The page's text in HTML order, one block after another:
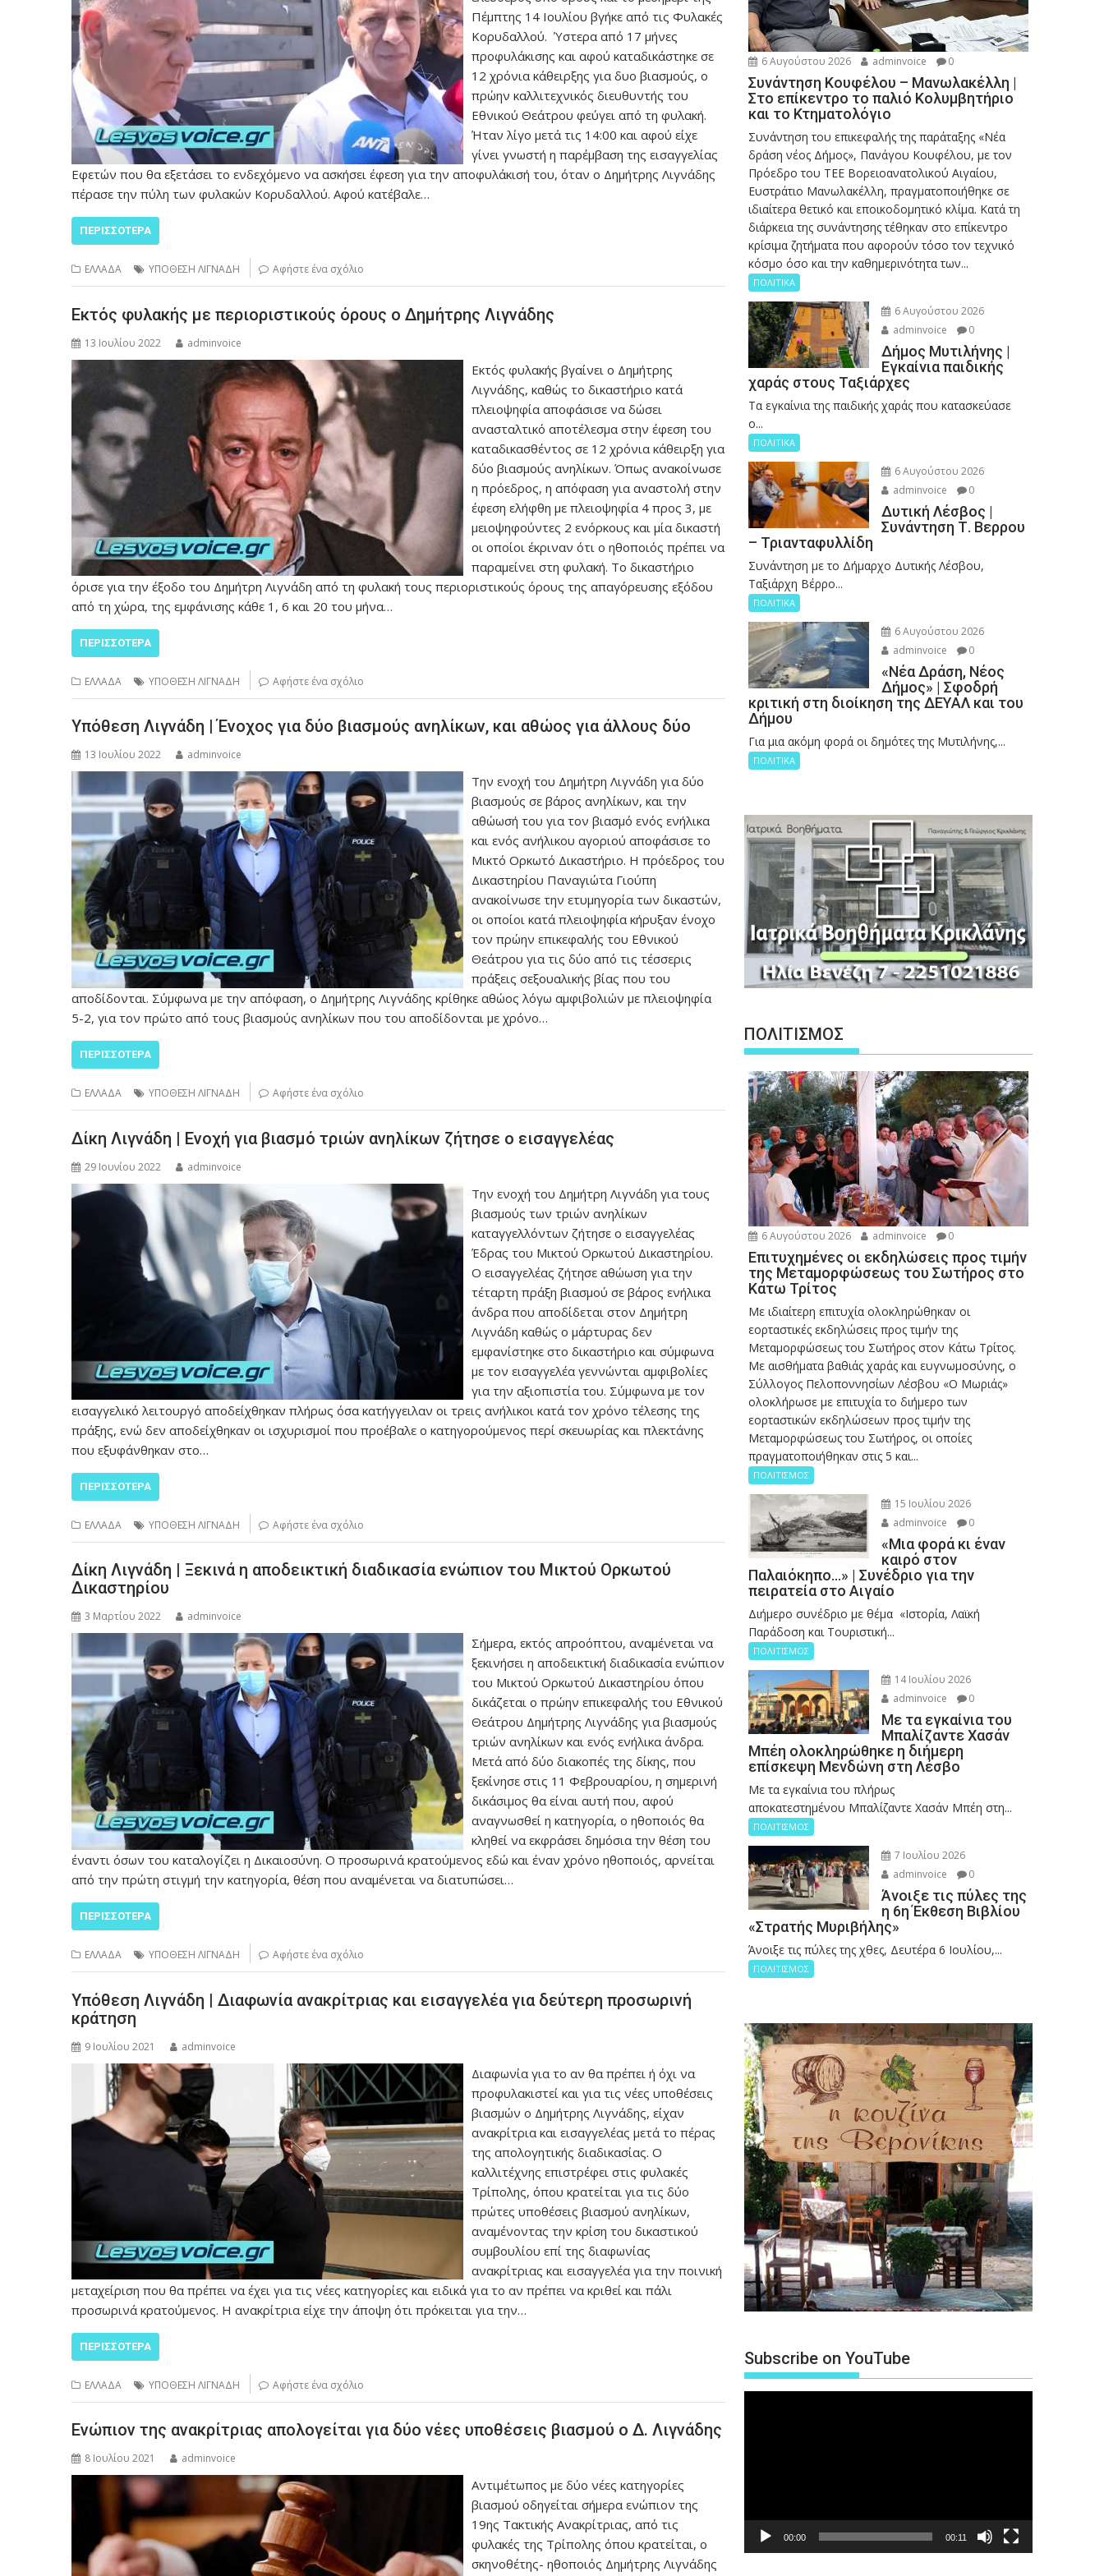
Πέμπτης 14 Ιουλίου βγήκε από τις Φυλακές
Κορυδαλλού. Ύστερα από 17 μήνες
προφυλάκισης και αφού καταδικάστηκε σε
12 χρόνια κάθειρξης για δυο βιασμούς, ο
πρώην καλλιτεχνικός διευθυντής του
Εθνικού Θεάτρου φεύγει από τη φυλακή.
Ήταν λίγο μετά τις 14:00 και αφού είχε
γίνει γνωστή η παρέμβαση της εισαγγελίας
Εφετών που θα εξετάσει το ενδεχόμενο να ασκήσει έφεση για την αποφυλάκισή του, όταν ο Δημήτρης Λιγνάδης
πέρασε την πύλη των φυλακών Κορυδαλλού. Αφού κατέβαλε…
ΠΕΡΙΣΣΌΤΕΡΑ
ΕΛΛΑΔΑ ΥΠΟΘΕΣΗ ΛΙΓΝΑΔΗ Αφήστε ένα σχόλιο
Εκτός φυλακής με περιοριστικούς όρους ο Δημήτρης Λιγνάδης
13 Ιουλίου 2022 adminvoice
Εκτός φυλακής βγαίνει ο Δημήτρης
Λιγνάδης, καθώς το δικαστήριο κατά
πλειοψηφία αποφάσισε να δώσει
ανασταλτικό αποτέλεσμα στην έφεση του
καταδικασθέντος σε 12 χρόνια κάθειρξη για
δύο βιασμούς ανηλίκων. Όπως ανακοίνωσε
η πρόεδρος, η απόφαση για αναστολή στην
έφεση ελήφθη με πλειοψηφία 4 προς 3, με
μειοψηφούντες 2 ενόρκους και μία δικαστή
οι οποίοι έκριναν ότι ο ηθοποιός πρέπει να
παραμείνει στη φυλακή. Το δικαστήριο
όρισε για την έξοδο του Δημήτρη Λιγνάδη από τη φυλακή τους περιοριστικούς όρους της απαγόρευσης εξόδου
από τη χώρα, της εμφάνισης κάθε 1, 6 και 20 του μήνα…
ΠΕΡΙΣΣΌΤΕΡΑ
ΕΛΛΑΔΑ ΥΠΟΘΕΣΗ ΛΙΓΝΑΔΗ Αφήστε ένα σχόλιο
Υπόθεση Λιγνάδη | Ένοχος για δύο βιασμούς ανηλίκων, και αθώος για άλλους δύο
13 Ιουλίου 2022 adminvoice
Την ενοχή του Δημήτρη Λιγνάδη για δύο
βιασμούς σε βάρος ανηλίκων, και την
αθώωσή του για τον βιασμό ενός ενήλικα
και ενός ανήλικου αγοριού αποφάσισε το
Μικτό Ορκωτό Δικαστήριο. Η πρόεδρος του
Δικαστηρίου Παναγιώτα Γιούπη
ανακοίνωσε την ετυμηγορία των δικαστών,
οι οποίοι κατά πλειοψηφία κήρυξαν ένοχο
τον πρώην επικεφαλής του Εθνικού
Θεάτρου για τις δύο από τις τέσσερις
πράξεις σεξουαλικής βίας που του
αποδίδονται. Σύμφωνα με την απόφαση, ο Δημήτρης Λιγνάδης κρίθηκε αθώος λόγω αμφιβολιών με πλειοψηφία
5-2, για τον πρώτο από τους βιασμούς ανηλίκων που του αποδίδονται με χρόνο…
ΠΕΡΙΣΣΌΤΕΡΑ
ΕΛΛΑΔΑ ΥΠΟΘΕΣΗ ΛΙΓΝΑΔΗ Αφήστε ένα σχόλιο
Δίκη Λιγνάδη | Ενοχή για βιασμό τριών ανηλίκων ζήτησε ο εισαγγελέας
29 Ιουνίου 2022 adminvoice
Την ενοχή του Δημήτρη Λιγνάδη για τους
βιασμούς των τριών ανηλίκων
καταγγελλόντων ζήτησε ο εισαγγελέας
Έδρας του Μικτού Ορκωτού Δικαστηρίου.
Ο εισαγγελέας ζήτησε αθώωση για την
τέταρτη πράξη βιασμού σε βάρος ενήλικα
άνδρα που αποδίδεται στον Δημήτρη
Λιγνάδη καθώς ο μάρτυρας δεν
εμφανίστηκε στο δικαστήριο και σύμφωνα
με τον εισαγγελέα γεννώνται αμφιβολίες
για την αξιοπιστία του. Σύμφωνα με τον
εισαγγελικό λειτουργό αποδείχθηκαν πλήρως όσα κατήγγειλαν οι τρεις ανήλικοι κατά τον χρόνο τέλεσης της
πράξης, ενώ δεν αποδείχθηκαν οι ισχυρισμοί που προέβαλε ο κατηγορούμενος περί σκευωρίας και πλεκτάνης
που εξυφάνθηκαν στο…
ΠΕΡΙΣΣΌΤΕΡΑ
ΕΛΛΑΔΑ ΥΠΟΘΕΣΗ ΛΙΓΝΑΔΗ Αφήστε ένα σχόλιο
Δίκη Λιγνάδη | Ξεκινά η αποδεικτική διαδικασία ενώπιον του Μικτού Ορκωτού
Δικαστηρίου
3 Μαρτίου 2022 adminvoice
Σήμερα, εκτός απροόπτου, αναμένεται να
ξεκινήσει η αποδεικτική διαδικασία ενώπιον
του Μικτού Ορκωτού Δικαστηρίου όπου
δικάζεται ο πρώην επικεφαλής του Εθνικού
Θεάτρου Δημήτρης Λιγνάδης για βιασμούς
τριών ανηλίκων και ενός ενήλικα άνδρα.
Μετά από δύο διακοπές της δίκης, που
ξεκίνησε στις 11 Φεβρουαρίου, η σημερινή
δικάσιμος θα είναι αυτή που, αφού
αναγνωσθεί η κατηγορία, ο ηθοποιός θα
κληθεί να εκφράσει δημόσια την θέση του
έναντι όσων του καταλογίζει η Δικαιοσύνη. Ο προσωρινά κρατούμενος εδώ και έναν χρόνο ηθοποιός, αρνείται
από την πρώτη στιγμή την κατηγορία, θέση που αναμένεται να διατυπώσει…
ΠΕΡΙΣΣΌΤΕΡΑ
ΕΛΛΑΔΑ ΥΠΟΘΕΣΗ ΛΙΓΝΑΔΗ Αφήστε ένα σχόλιο
Υπόθεση Λιγνάδη | Διαφωνία ανακρίτριας και εισαγγελέα για δεύτερη προσωρινή
κράτηση
9 Ιουλίου 2021 adminvoice
Διαφωνία για το αν θα πρέπει ή όχι να
προφυλακιστεί και για τις νέες υποθέσεις
βιασμών ο Δημήτρης Λιγνάδης, είχαν
ανακρίτρια και εισαγγελέας μετά το πέρας
της απολογητικής διαδικασίας. Ο
καλλιτέχνης επιστρέφει στις φυλακές
Τρίπολης, όπου κρατείται για τις δύο
πρώτες υποθέσεις βιασμού ανηλίκων,
αναμένοντας την κρίση του δικαστικού
συμβουλίου επί της διαφωνίας
ανακρίτριας και εισαγγελέα για την ποινική
μεταχείριση που θα πρέπει να έχει για τις νέες κατηγορίες και ειδικά για το αν πρέπει να κριθεί και πάλι
προσωρινά κρατούμενος. Η ανακρίτρια είχε την άποψη ότι πρόκειται για την…
ΠΕΡΙΣΣΌΤΕΡΑ
ΕΛΛΑΔΑ ΥΠΟΘΕΣΗ ΛΙΓΝΑΔΗ Αφήστε ένα σχόλιο
Ενώπιον της ανακρίτριας απολογείται για δύο νέες υποθέσεις βιασμού ο Δ. Λιγνάδης
8 Ιουλίου 2021 adminvoice
Αντιμέτωπος με δύο νέες κατηγορίες
βιασμού οδηγείται σήμερα ενώπιον της
19ης Τακτικής Ανακρίτριας, από τις
φυλακές της Τρίπολης όπου κρατείται, ο
σκηνοθέτης- ηθοποιός Δημήτρης Λιγνάδης
6 Αυγούστου 2026 adminvoice 0
Συνάντηση Κουφέλου – Μανωλακέλλη |
Στο επίκεντρο το παλιό Κολυμβητήριο
και το Κτηματολόγιο
Συνάντηση του επικεφαλής της παράταξης «Νέα
δράση νέος Δήμος», Πανάγου Κουφέλου, με τον
Πρόεδρο του ΤΕΕ Βορειοανατολικού Αιγαίου,
Ευστράτιο Μανωλακέλλη, πραγματοποιήθηκε σε
ιδιαίτερα θετικό και εποικοδομητικό κλίμα. Κατά τη
διάρκεια της συνάντησης τέθηκαν στο επίκεντρο
κρίσιμα ζητήματα που αφορούν τόσο τον τεχνικό
κόσμο όσο και την καθημερινότητα των...
ΠΟΛΙΤΙΚΑ
6 Αυγούστου 2026
adminvoice
0
Δήμος Μυτιλήνης |
Εγκαίνια παιδικής
χαράς στους Ταξιάρχες
Tα εγκαίνια της παιδικής χαράς που κατασκεύασε
ο...
ΠΟΛΙΤΙΚΑ
6 Αυγούστου 2026
adminvoice
0
Δυτική Λέσβος |
Συνάντηση Τ. Βερρου
– Τριανταφυλλίδη
Συνάντηση με το Δήμαρχο Δυτικής Λέσβου,
Ταξιάρχη Βέρρο...
ΠΟΛΙΤΙΚΑ
6 Αυγούστου 2026
adminvoice
0
«Νέα Δράση, Νέος
Δήμος» | Σφοδρή
κριτική στη διοίκηση της ΔΕΥΑΛ και του
Δήμου
Για μια ακόμη φορά οι δημότες της Μυτιλήνης,...
ΠΟΛΙΤΙΚΑ
ΠΟΛΙΤΙΣΜΟΣ
6 Αυγούστου 2026 adminvoice 0
Επιτυχημένες οι εκδηλώσεις προς τιμήν
της Μεταμορφώσεως του Σωτήρος στο
Κάτω Τρίτος
Με ιδιαίτερη επιτυχία ολοκληρώθηκαν οι
εορταστικές εκδηλώσεις προς τιμήν της
Μεταμορφώσεως του Σωτήρος στον Κάτω Τρίτος.
Με αισθήματα βαθιάς χαράς και ευγνωμοσύνης, ο
Σύλλογος Πελοποννησίων Λέσβου «Ο Μωριάς»
ολοκλήρωσε με επιτυχία το διήμερο των
εορταστικών εκδηλώσεων προς τιμήν της
Μεταμορφώσεως του Σωτήρος, οι οποίες
πραγματοποιήθηκαν στις 5 και...
ΠΟΛΙΤΙΣΜΟΣ
15 Ιουλίου 2026
adminvoice
0
«Μια φορά κι έναν
καιρό στον
Παλαιόκηπο…» | Συνέδριο για την
πειρατεία στο Αιγαίο
Διήμερο συνέδριο με θέμα «Ιστορία, Λαϊκή
Παράδοση και Τουριστική...
ΠΟΛΙΤΙΣΜΟΣ
14 Ιουλίου 2026
adminvoice
0
Με τα εγκαίνια του
Μπαλίζαντε Χασάν
Μπέη ολοκληρώθηκε η διήμερη
επίσκεψη Μενδώνη στη Λέσβο
Με τα εγκαίνια του πλήρως
αποκατεστημένου Μπαλίζαντε Χασάν Μπέη στη...
ΠΟΛΙΤΙΣΜΟΣ
7 Ιουλίου 2026
adminvoice
0
Άνοιξε τις πύλες της
η 6η Έκθεση Βιβλίου
«Στρατής Μυριβήλης»
Άνοιξε τις πύλες της χθες, Δευτέρα 6 Ιουλίου,...
ΠΟΛΙΤΙΣΜΟΣ
Subscribe on YouTube
00:00 00:11